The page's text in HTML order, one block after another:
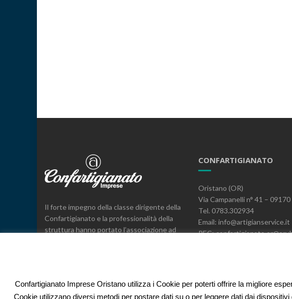
Il forte impegno della classe dirigente della
Confartigianato e la professionalità della
struttura hanno portato l’associazione ad
CONFARTIGIANATO
Oristano (OR)
Via Campanelli n° 41 – 09170
Tel. 0783.302934
Email: info@artigianservice.it
PEC:
Confartigianato Imprese Oristano utilizza i Cookie per poterti offrire la migliore
Cookie utilizzano diversi metodi per postare dati su o per leggere dati dai